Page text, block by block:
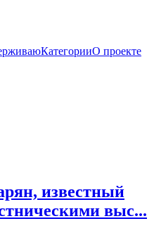
КатегорииО проекте
известный
выс...